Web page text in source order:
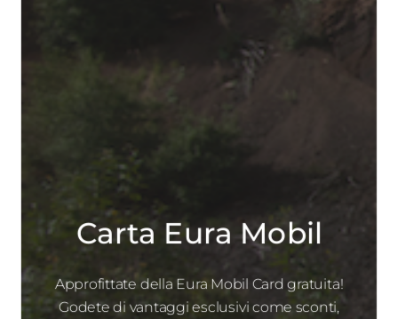
Carta Eura Mobil
Approfittate della Eura Mobil Card gratuita!
Godete di vantaggi esclusivi come sconti,